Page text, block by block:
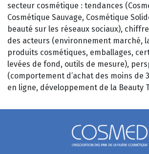
secteur cosmétique : tendances
Cosmétique Sauvage, Cosmétique
beauté sur les réseaux sociaux),
des acteurs (environnement marché,
produits cosmétiques, emballages,
levées de fond, outils de mesure),
(comportement d’achat des moins de
en ligne, développement de la Beauty